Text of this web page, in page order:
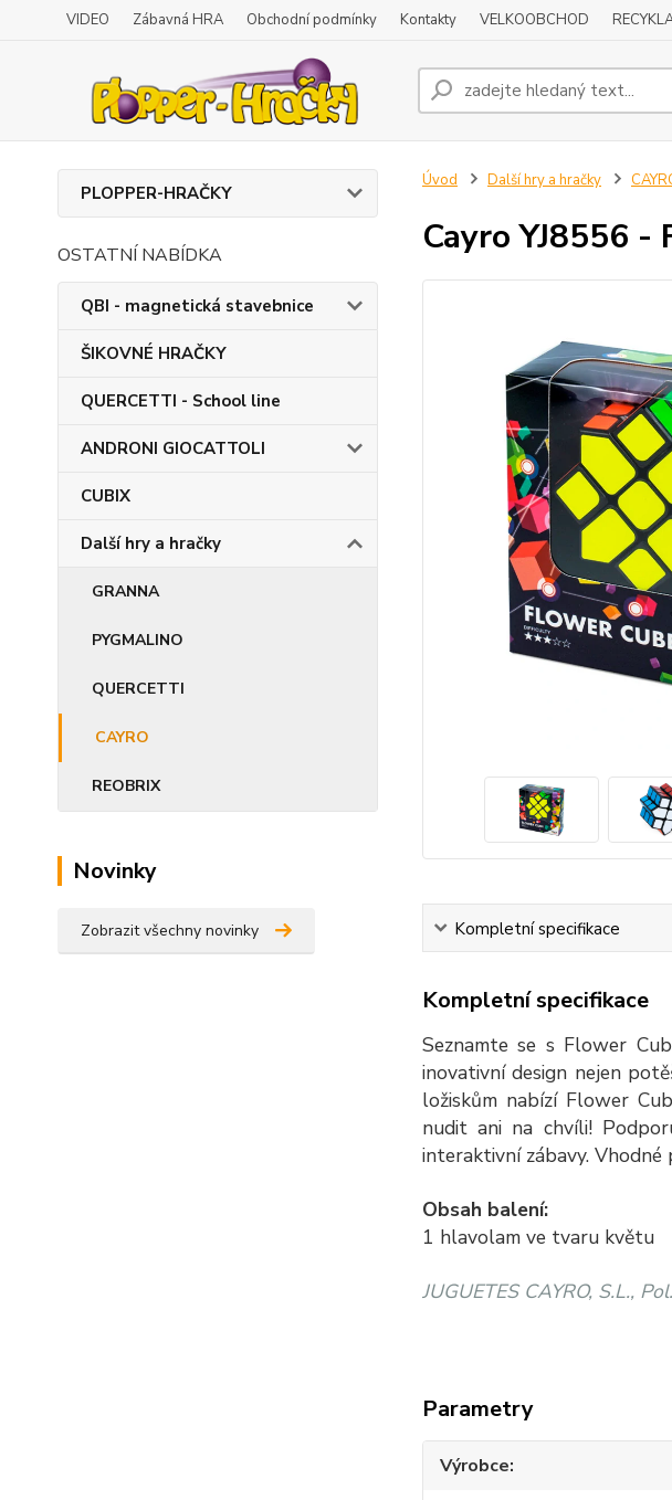
VIDEO Zábavná HRA Obchodní podmínky Kontakty VELKOOBCHOD
PLOPPER-HRAČKY
OSTATNÍ NABÍDKA
QBI - magnetická stavebnice
ŠIKOVNÉ HRAČKY
QUERCETTI - School line
ANDRONI GIOCATTOLI
CUBIX
Další hry a hračky
GRANNA
PYGMALINO
QUERCETTI
CAYRO
REOBRIX
Novinky
Zobrazit všechny novinky
Úvod Další hry a hračky
Cayro YJ8556 -
Kompletní specifikace
Kompletní specifikace
Seznamte se s Flower
inovativní design nejen
ložiskům nabízí Flower
nudit ani na chvíli!
interaktivní zábavy.
Obsah balení:
1 hlavolam ve tvaru květu
JUGUETES CAYRO, S.L.,
Parametry
Výrobce